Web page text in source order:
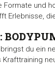
Formate und
Erlebnisse,
bringst du ein
Krafttraining